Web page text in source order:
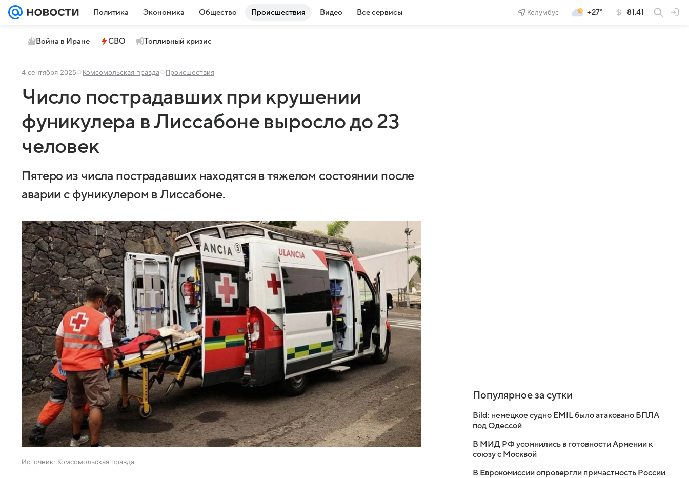
Политика Экономика Общество Происшествия Видео Все сервисы Колумбус +27° 81.41
Война в Иране СВО Топливный кризис
4 сентября 2025 Комсомольская правда Происшествия
Число пострадавших при крушении
фуникулера в Лиссабоне выросло до 23
человек
Пятеро из числа пострадавших находятся в тяжелом состоянии после
аварии с фуникулером в Лиссабоне.
Источник: Комсомольская правда
Популярное за сутки
Bild: немецкое судно EMIL было атаковано БПЛА
под Одессой
В МИД РФ усомнились в готовности Армении к
союзу с Москвой
В Еврокомиссии опровергли причастность России